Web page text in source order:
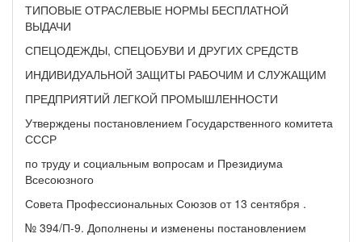
ТИПОВЫЕ ОТРАСЛЕВЫЕ НОРМЫ БЕСПЛАТНОЙ
ВЫДАЧИ
СПЕЦОДЕЖДЫ, СПЕЦОБУВИ И ДРУГИХ СРЕДСТВ
ИНДИВИДУАЛЬНОЙ ЗАЩИТЫ РАБОЧИМ И СЛУЖАЩИМ
ПРЕДПРИЯТИЙ ЛЕГКОЙ ПРОМЫШЛЕННОСТИ
Утверждены постановлением Государственного комитета
СССР
по труду и социальным вопросам и Президиума
Всесоюзного
Совета Профессиональных Союзов от 13 сентября .
№ 394/П-9. Дополнены и изменены постановлением